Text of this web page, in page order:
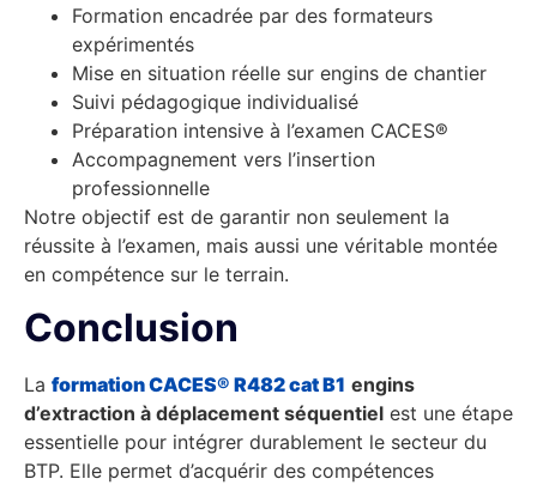
Formation encadrée par des formateurs
expérimentés
Mise en situation réelle sur engins de chantier
Suivi pédagogique individualisé
Préparation intensive à l’examen CACES®
Accompagnement vers l’insertion
professionnelle
Notre objectif est de garantir non seulement la
réussite à l’examen, mais aussi une véritable montée
en compétence sur le terrain.
Conclusion
La formation CACES® R482 cat B1 engins
d’extraction à déplacement séquentiel est une étape
essentielle pour intégrer durablement le secteur du
BTP. Elle permet d’acquérir des compétences